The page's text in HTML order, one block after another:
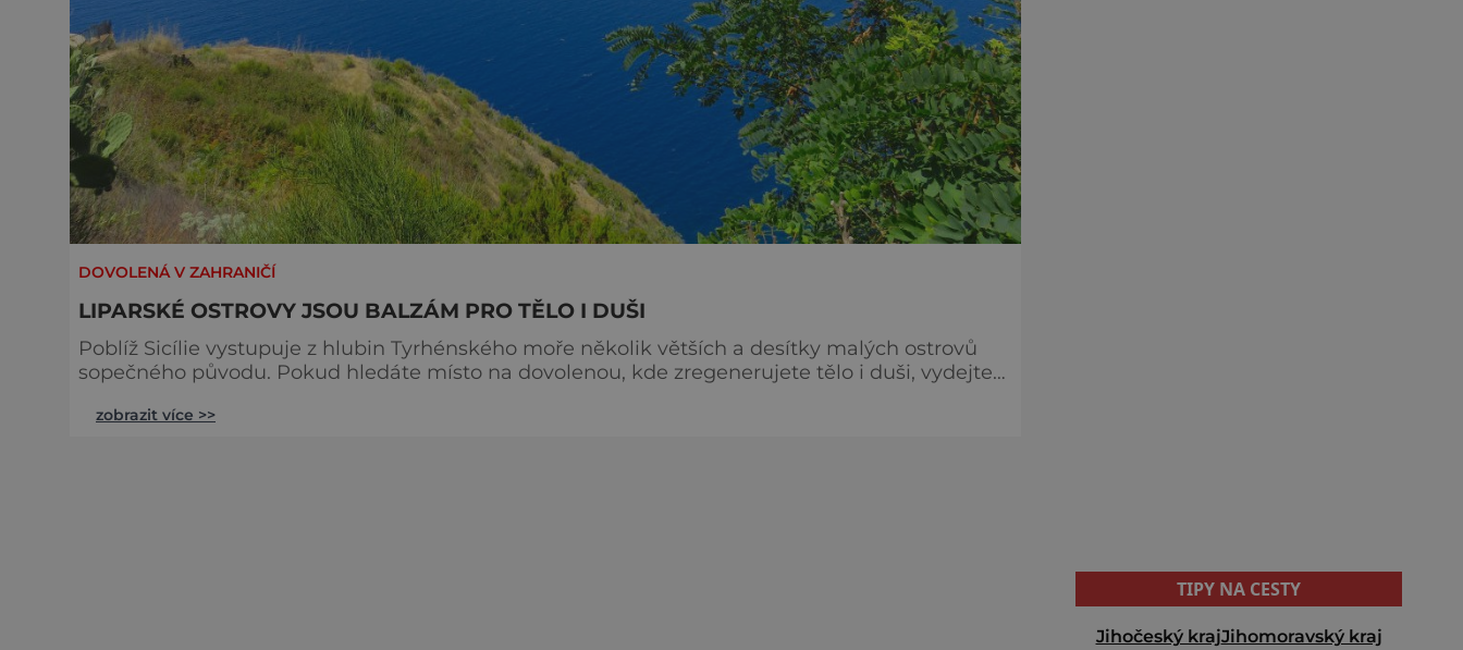
DOVOLENÁ V ZAHRANIČÍ
LIPARSKÉ OSTROVY JSOU BALZÁM PRO TĚLO I DUŠI
Poblíž Sicílie vystupuje z hlubin Tyrhénského moře několik větších a desítky malých ostrovů
sopečného původu. Pokud hledáte místo na dovolenou, kde zregenerujete tělo i duši, vydejte
pravidelně několikrát za den. Jakmile přistanete u břehu, přivítá vás zápach síry. Termální
zobrazit více >>
TIPY NA CESTY
Jihočeský krajJihomoravský kraj